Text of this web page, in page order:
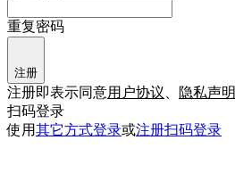
重复密码
注册
注册即表示同意用户协议
隐私声明
扫码登录
使用其它方式登录或注册扫码登录